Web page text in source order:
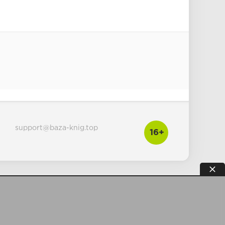
16+
support@baza-knig.top